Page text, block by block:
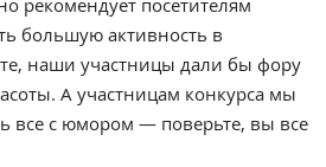
рекомендует посетителям
большую активность в
наши участницы дали бы фору
А участницам конкурса мы
все с юмором — поверьте, вы все